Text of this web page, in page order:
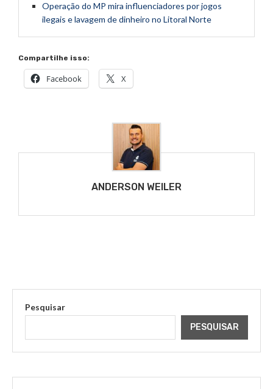
Operação do MP mira influenciadores por jogos
ilegais e lavagem de dinheiro no Litoral Norte
Compartilhe isso:
Facebook X
ANDERSON WEILER
Pesquisar
PESQUISAR